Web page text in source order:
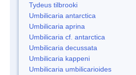
Tydeus tilbrooki
Umbilicaria antarctica
Umbilicaria aprina
Umbilicaria cf. antarctica
Umbilicaria decussata
Umbilicaria kappeni
Umbilicaria umbilicarioides